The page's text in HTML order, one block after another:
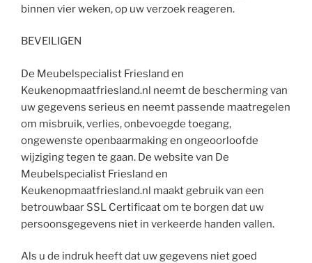
binnen vier weken, op uw verzoek reageren.
BEVEILIGEN
De Meubelspecialist Friesland en
Keukenopmaatfriesland.nl neemt de bescherming van
uw gegevens serieus en neemt passende maatregelen
om misbruik, verlies, onbevoegde toegang,
ongewenste openbaarmaking en ongeoorloofde
wijziging tegen te gaan. De website van De
Meubelspecialist Friesland en
Keukenopmaatfriesland.nl maakt gebruik van een
betrouwbaar SSL Certificaat om te borgen dat uw
persoonsgegevens niet in verkeerde handen vallen.
Als u de indruk heeft dat uw gegevens niet goed